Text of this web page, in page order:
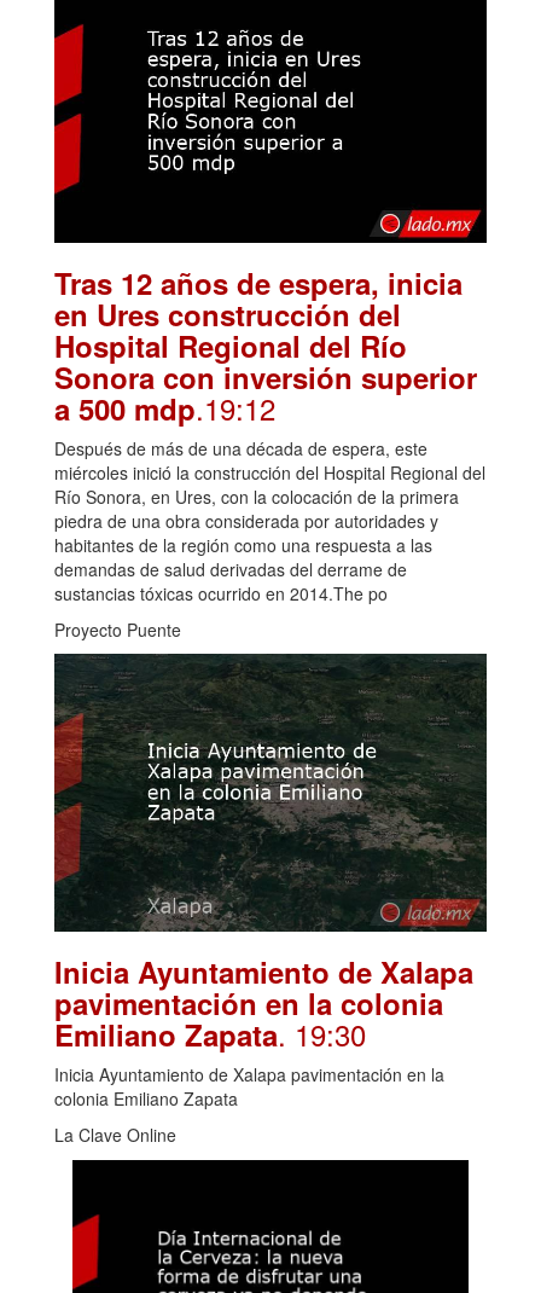
Tras 12 años de espera, inicia
en Ures construcción del
Hospital Regional del Río
Sonora con inversión superior
a 500 mdp.19:12
Después de más de una década de espera, este
miércoles inició la construcción del Hospital Regional del
Río Sonora, en Ures, con la colocación de la primera
piedra de una obra considerada por autoridades y
habitantes de la región como una respuesta a las
demandas de salud derivadas del derrame de
sustancias tóxicas ocurrido en 2014.The po
Proyecto Puente
Inicia Ayuntamiento de Xalapa
pavimentación en la colonia
Emiliano Zapata. 19:30
Inicia Ayuntamiento de Xalapa pavimentación en la
colonia Emiliano Zapata
La Clave Online